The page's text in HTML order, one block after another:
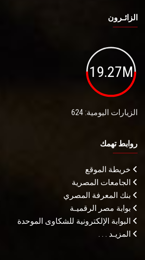
الزائـرون
19.27M
الزيارات اليومية: 624
روابط تهمك
خريطة الموقع
الجامعات المصرية
بنك المعرفة المصري
بوابة مصر الرقميـة
البوابة الإلكترونية للشكاوى الموحدة
المزيـد . . .